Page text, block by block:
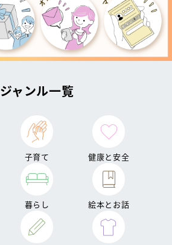
ジャンル一覧
子育て 健康と安全
暮らし 絵本とお話